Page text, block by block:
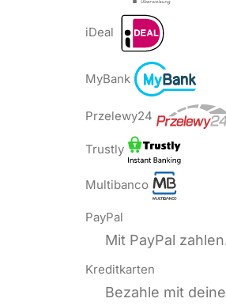
iDeal
MyBank
Przelewy24
Trustly
Multibanco
PayPal
Mit PayPal
Kreditkarten
Bezahle mit